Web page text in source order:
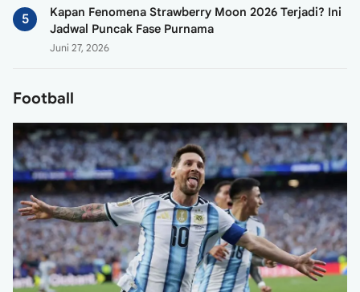
Kapan Fenomena Strawberry Moon 2026 Terjadi? Ini
Jadwal Puncak Fase Purnama
Juni 27, 2026
Football